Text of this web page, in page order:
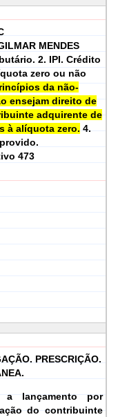
MENDES
2. IPI. Crédito
zero ou não
da não-
ensejam direito de
adquirente de
à alíquota zero. 4.
473
PRESCRIÇÃO.
a lançamento por
do contribuinte